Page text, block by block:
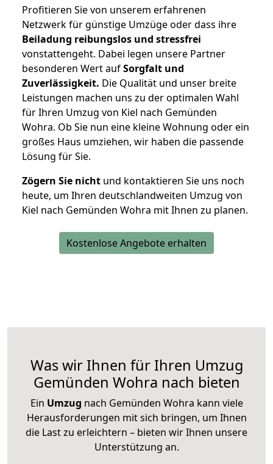
Profitieren Sie von unserem erfahrenen
Netzwerk für günstige Umzüge oder dass ihre
Beiladung reibungslos und stressfrei
vonstattengeht. Dabei legen unsere Partner
besonderen Wert aufSorgfalt und
Zuverlässigkeit. Die Qualität und unser breite
Leistungen machen uns zu der optimalen Wahl
für Ihren Umzug von Kiel nach Gemünden
Wohra. Ob Sie nun eine kleine Wohnung oder ein
großes Haus umziehen, wir haben die passende
Lösung für Sie.
Zögern Sie nicht und kontaktieren Sie uns noch
heute, um Ihren deutschlandweiten Umzug von
Kiel nach Gemünden Wohra mit Ihnen zu planen.
Kostenlose Angebote erhalten
Was wir Ihnen für Ihren Umzug
Gemünden Wohra nach bieten
Ein Umzug nach Gemünden Wohra kann viele
Herausforderungen mit sich bringen, um Ihnen
die Last zu erleichtern – bieten wir Ihnen unsere
Unterstützung an.